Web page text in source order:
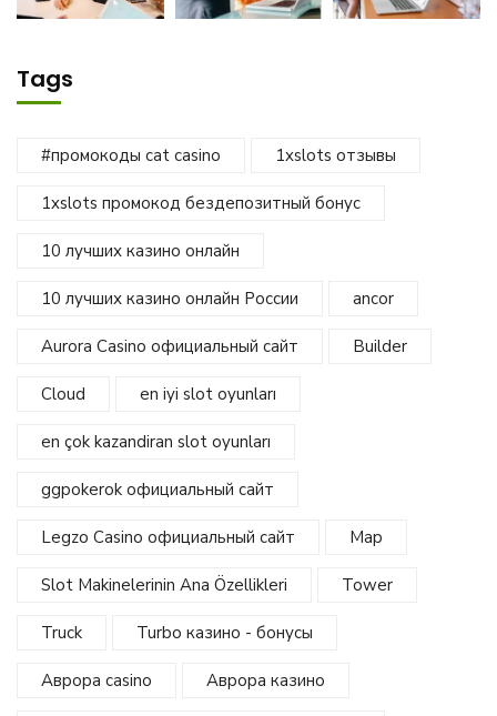
Tags
#промокоды cat casino 1xslots отзывы
1xslots промокод бездепозитный бонус
10 лучших казино онлайн
10 лучших казино онлайн России ancor
Aurora Casino официальный сайт Builder
Cloud en iyi slot oyunları
en çok kazandiran slot oyunları
ggpokerok официальный сайт
Legzo Casino официальный сайт Map
Slot Makinelerinin Ana Özellikleri Tower
Truck Turbo казино - бонусы
Аврора casino Аврора казино